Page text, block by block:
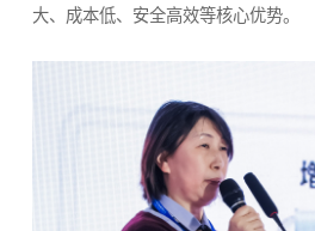
大、成本低、安全高效等核心优势。